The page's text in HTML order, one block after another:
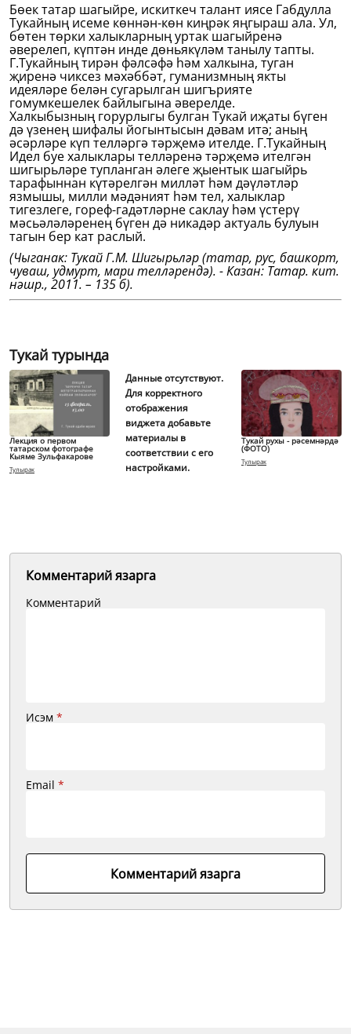
Бөек татар шагыйре, искиткеч талант иясе Габдулла
Тукайның исеме көннән-көн киңрәк яңгыраш ала. Ул,
бөтен төрки халыкларның уртак шагыйренә
әверелеп, күптән инде дөньякүләм танылу тапты.
Г.Тукайның тирән фәлсәфә һәм халкына, туган
җиренә чиксез мәхәббәт, гуманизмның якты
идеяләре белән сугарылган шигърияте
гомумкешелек байлыгына әверелде.
Халкыбызның горурлыгы булган Тукай иҗаты бүген
дә үзенең шифалы йогынтысын дәвам итә; аның
әсәрләре күп телләргә тәрҗемә ителде. Г.Тукайның
Идел буе халыклары телләренә тәрҗемә ителгән
шигырьләре тупланган әлеге җыентык шагыйрь
тарафыннан күтәрелгән милләт һәм дәүләтләр
язмышы, милли мәдәният һәм тел, халыклар
тигезлеге, гореф-гадәтләрне саклау һәм үстерү
мәсьәләләренең бүген дә никадәр актуаль булуын
тагын бер кат раслый.
(Чыганак: Тукай Г.М. Шигырьләр (татар, рус, башкорт,
чуваш, удмурт, мари телләрендә). - Казан: Татар. кит.
нәшр., 2011. – 135 б).
Тукай турында
Лекция о первом
татарском фотографе
Кыяме Зульфакарове
Тулырак
Данные отсутствуют.
Для корректного
отображения
виджета добавьте
материалы в
соответствии с его
настройками.
Тукай рухы - рәсемнәрдә
(ФОТО)
Тулырак
Комментарий язарга
Комментарий
Исэм *
Email *
Комментарий язарга